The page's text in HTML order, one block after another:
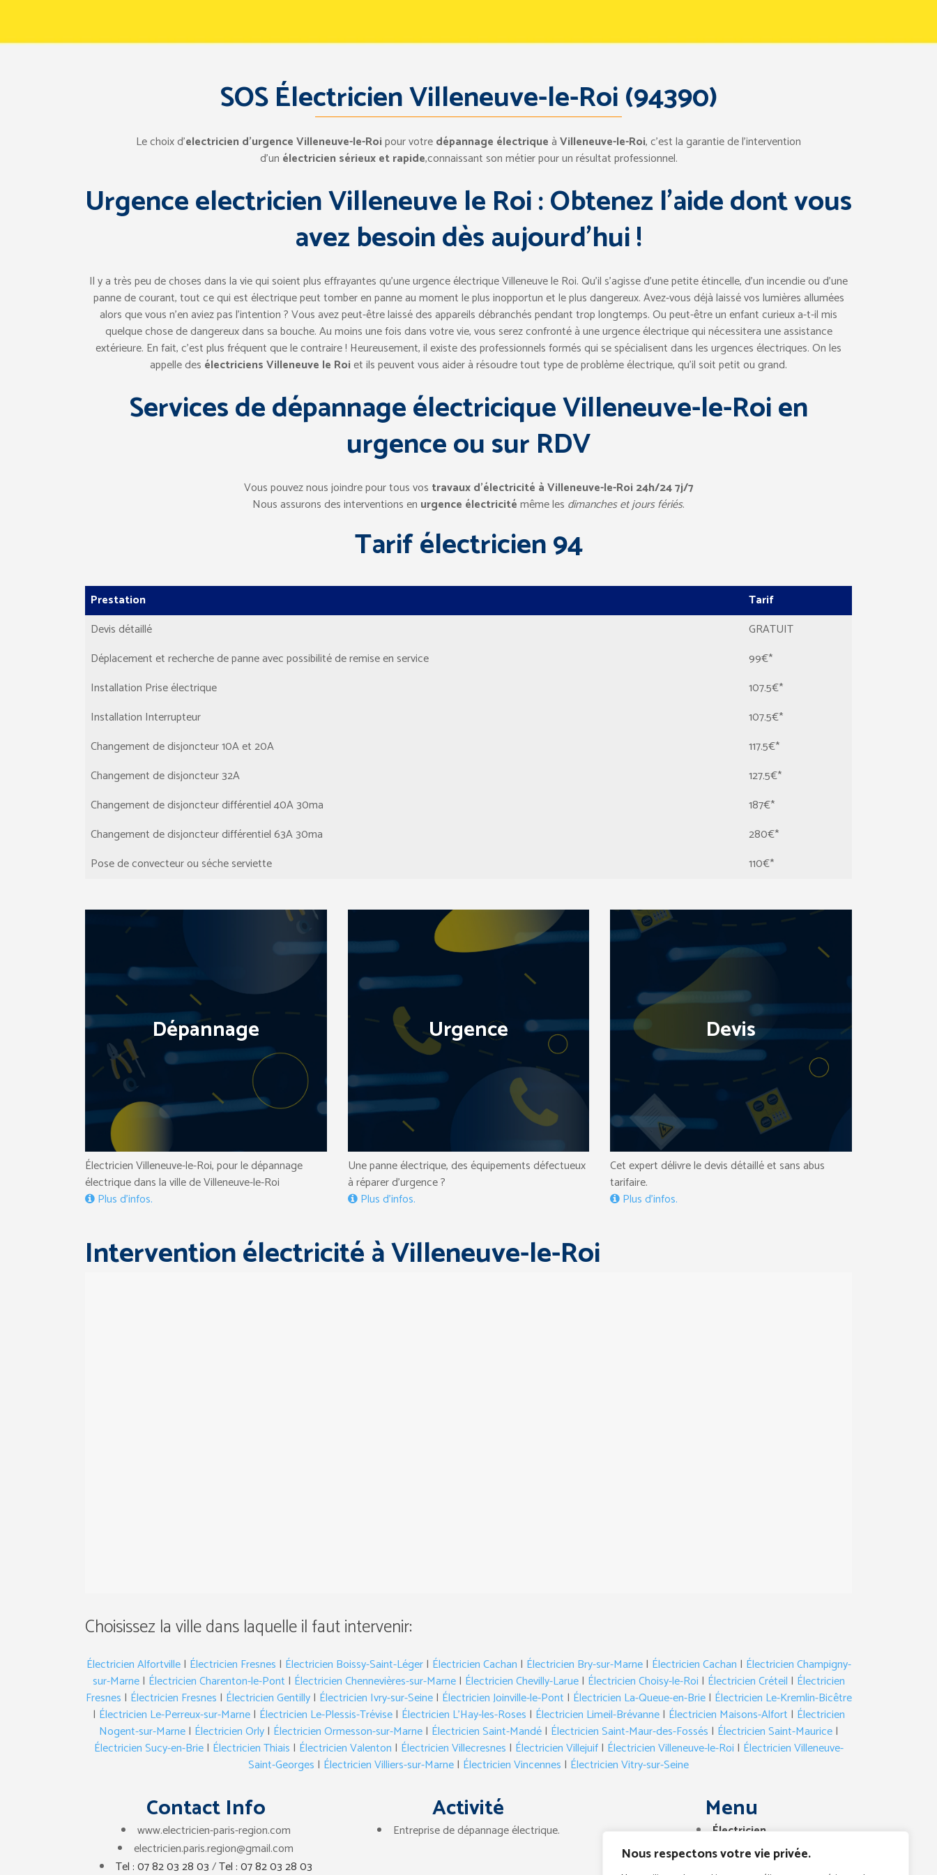
Nous respectons votre vie privée.
SOS Électricien Villeneuve-le-Roi (94390)
Le choix d’electricien d’urgence Villeneuve-le-Roipour votredépannage électriqueàVilleneuve-le-Roi, c’est la garantie de l’intervention
d’un électricien sérieux et rapide,connaissant son métier pour un résultat professionnel.
Urgence electricien Villeneuve le Roi : Obtenez l’aide dont vous
avez besoin dès aujourd’hui !
Il y a très peu de choses dans la vie qui soient plus effrayantes qu’une urgence électrique Villeneuve le Roi. Qu’il s’agisse d’une petite étincelle, d’un incendie ou d’une
panne de courant, tout ce qui est électrique peut tomber en panne au moment le plus inopportun et le plus dangereux. Avez-vous déjà laissé vos lumières allumées
alors que vous n’en aviez pas l’intention ? Vous avez peut-être laissé des appareils débranchés pendant trop longtemps. Ou peut-être un enfant curieux a-t-il mis
quelque chose de dangereux dans sa bouche. Au moins une fois dans votre vie, vous serez confronté à une urgence électrique qui nécessitera une assistance
extérieure. En fait, c’est plus fréquent que le contraire ! Heureusement, il existe des professionnels formés qui se spécialisent dans les urgences électriques. On les
appelle des électriciens Villeneuve le Roiet ils peuvent vous aider à résoudre tout type de problème électrique, qu’il soit petit ou grand.
Services de dépannage électricique Villeneuve-le-Roi en
urgence ou sur RDV
Vous pouvez nous joindre pour tous vos travaux d’électricité à Villeneuve-le-Roi 24h/24 7j/7
Nous assurons des interventions en urgence électricitémême les dimanches et jours fériés.
Tarif électricien 94
Prestation
Tarif
Devis détaillé
GRATUIT
Déplacement et recherche de panne avec possibilité de remise en service
99€*
Installation Prise électrique
107.5€*
Installation Interrupteur
107.5€*
Changement de disjoncteur 10A et 20A
117.5€*
Changement de disjoncteur 32A
127.5€*
Changement de disjoncteur différentiel 40A 30ma
187€*
Changement de disjoncteur différentiel 63A 30ma
280€*
Pose de convecteur ou séche serviette
110€*
Dépannage
Électricien Villeneuve-le-Roi, pour le dépannage
électrique dans la ville de Villeneuve-le-Roi
Plus d’infos.
Urgence
Une panne électrique, des équipements défectueux
à réparer d’urgence ?
Plus d’infos.
Devis
Cet expert délivre le devis détaillé et sans abus
tarifaire.
Plus d’infos.
Intervention électricité à Villeneuve-le-Roi
Choisissez la ville dans laquelle il faut intervenir:
Électricien Alfortville| Électricien Fresnes | Électricien Boissy-Saint-Léger| Électricien Cachan | Électricien Bry-sur-Marne| Électricien Cachan | Électricien Champigny-
sur-Marne| Électricien Charenton-le-Pont | Électricien Chennevières-sur-Marne| Électricien Chevilly-Larue| Électricien Choisy-le-Roi | Électricien Créteil | Électricien
Fresnes | Électricien Fresnes | Électricien Gentilly| Électricien Ivry-sur-Seine| Électricien Joinville-le-Pont | Électricien La-Queue-en-Brie| Électricien Le-Kremlin-Bicêtre
| Électricien Le-Perreux-sur-Marne| Électricien Le-Plessis-Trévise| Électricien L’Hay-les-Roses | Électricien Limeil-Brévanne| Électricien Maisons-Alfort | Électricien
Nogent-sur-Marne| Électricien Orly| Électricien Ormesson-sur-Marne| Électricien Saint-Mandé| Électricien Saint-Maur-des-Fossés | Électricien Saint-Maurice|
Électricien Sucy-en-Brie| Électricien Thiais | Électricien Valenton | Électricien Villecresnes | Électricien Villejuif| Électricien Villeneuve-le-Roi | Électricien Villeneuve-
Saint-Georges | Électricien Villiers-sur-Marne| Électricien Vincennes | Électricien Vitry-sur-Seine
Contact Info
www.electricien-paris-region.com
electricien.paris.region@gmail.com
Tel : 07 82 03 28 03/Tel : 07 82 03 28 03
Activité
Entreprise de dépannage électrique.
Menu
Électricien
Dépannage